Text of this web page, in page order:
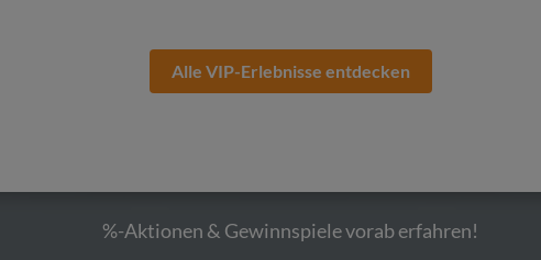
Alle VIP-Erlebnisse entdecken
%-Aktionen & Gewinnspiele vorab erfahren!